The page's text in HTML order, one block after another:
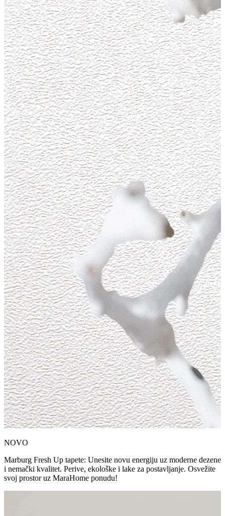
NOVO
Marburg Fresh Up tapete: Unesite novu energiju uz moderne dezene
i nemački kvalitet. Perive, ekološke i lake za postavljanje. Osvežite
svoj prostor uz MaraHome ponudu!